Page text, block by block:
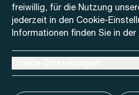
freiwillig, für die Nutzung
jederzeit in den Cookie-
Informationen finden Sie in der
Telefon
+41 32 622 37 22
Kontaktformular